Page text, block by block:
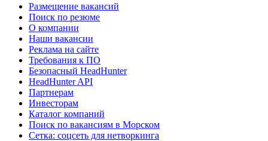
Размещение вакансий
Поиск по резюме
О компании
Наши вакансии
Реклама на сайте
Требования к ПО
Безопасный HeadHunter
HeadHunter API
Партнерам
Инвесторам
Каталог компаний
Поиск по вакансиям в Морском
Сетка: соцсеть для нетворкинга